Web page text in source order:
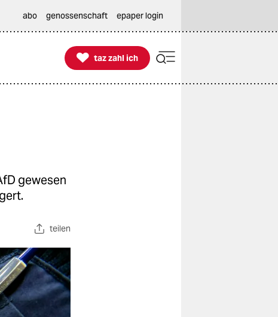
abo genossenschaft epaper login

taz zahl ich
taz zahl ich
gewesen
teilen